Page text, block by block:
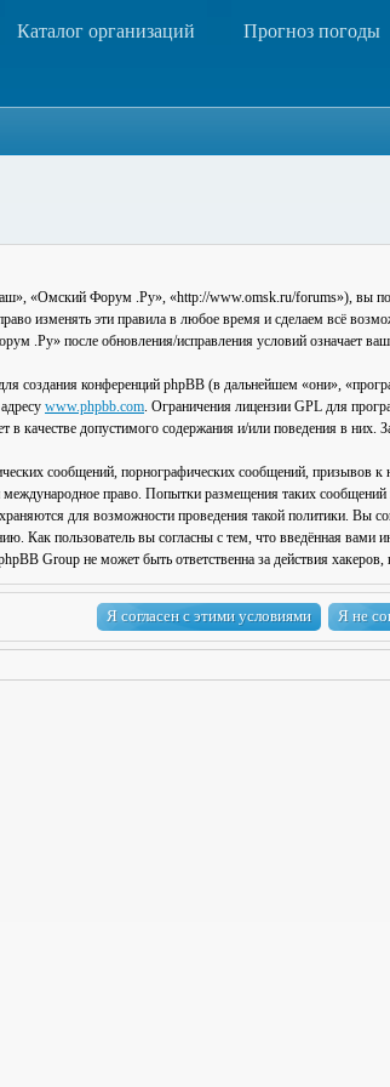
Каталог организаций Прогноз погоды
«Омский Форум .Ру», «http://www.omsk.ru/forums»), вы
изменять эти правила в любое время и сделаем всё
.Ру» после обновления/исправления условий означает
создания конференций phpBB (в дальнейшем «они»,
www.phpbb.com. Ограничения лицензии GPL для
в качестве допустимого содержания и/или поведения в
сообщений, порнографических сообщений, призывов
право. Попытки размещения таких
для возможности проведения такой политики.
Как пользователь вы согласны с тем, что введённая вами
Group не может быть ответственна за действия хакеров,